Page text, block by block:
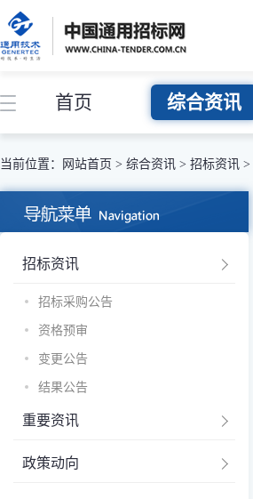
首页 综合资讯
当前位置： 网站首页 > 综合资讯 > 招标资讯 >
招标资讯
招标采购公告
资格预审
变更公告
结果公告
重要资讯
政策动向